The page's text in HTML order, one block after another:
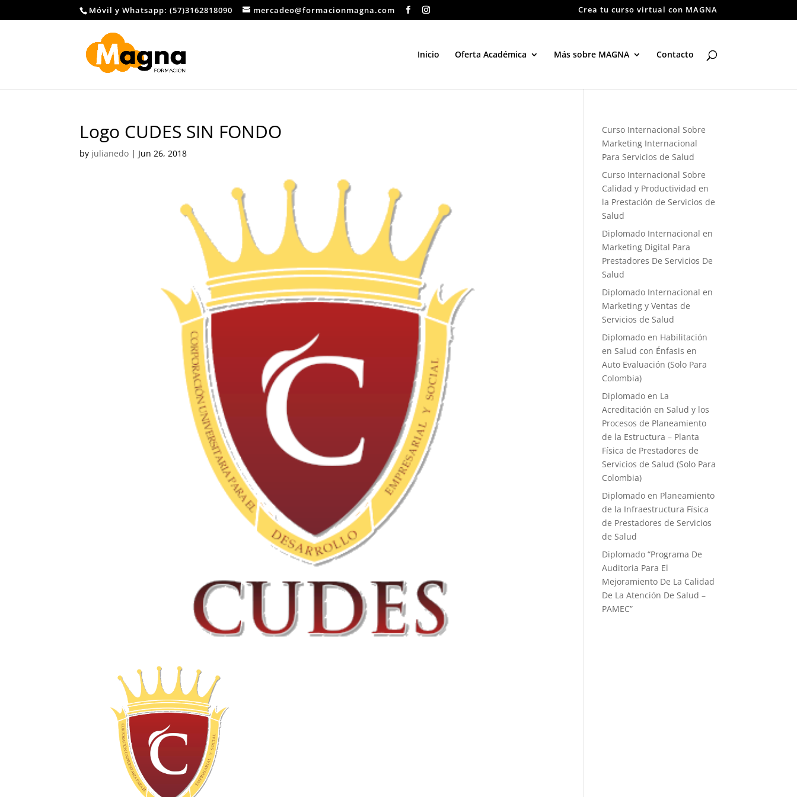
Móvil y Whatsapp: (57)3162818090 mercadeo@formacionmagna.com Crea tu curso virtual con MAGNA
Inicio Oferta Académica Más sobre MAGNA Contacto
Logo CUDES SIN FONDO
by julianedo | Jun 26, 2018
Curso Internacional Sobre
Marketing Internacional
Para Servicios de Salud
Curso Internacional Sobre
Calidad y Productividad en
la Prestación de Servicios de
Salud
Diplomado Internacional en
Marketing Digital Para
Prestadores De Servicios De
Salud
Diplomado Internacional en
Marketing y Ventas de
Servicios de Salud
Diplomado en Habilitación
en Salud con Énfasis en
Auto Evaluación ​(Solo Para
Colombia)
Diplomado en La
Acreditación en Salud y los
Procesos de Planeamiento
de la Estructura – Planta
Física de Prestadores de
Servicios de Salud (Solo Para
Colombia)
Diplomado en Planeamiento
de la Infraestructura Física
de Prestadores de Servicios
de Salud
Diplomado “Programa De
Auditoria Para El
Mejoramiento ​De La Calidad
De La Atención De Salud –
PAMEC”